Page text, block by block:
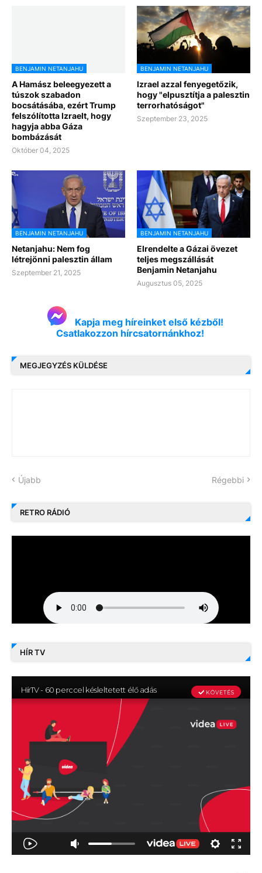
BENJAMIN NETANJAHU
A Hamász beleegyezett a
túszok szabadon
bocsátásába, ezért Trump
felszólította Izraelt, hogy
hagyja abba Gáza
bombázását
Október 04, 2025
BENJAMIN NETANJAHU
Izrael azzal fenyegetőzik,
hogy "elpusztítja a palesztin
terrorhatóságot"
Szeptember 23, 2025
BENJAMIN NETANJAHU
Netanjahu: Nem fog
létrejönni palesztin állam
Szeptember 21, 2025
BENJAMIN NETANJAHU
Elrendelte a Gázai övezet
teljes megszállását
Benjamin Netanjahu
Augusztus 05, 2025
Kapja meg híreinket első kézből!
Csatlakozzon hírcsatornánkhoz!
MEGJEGYZÉS KÜLDÉSE
Újabb Régebbi
RETRO RÁDIÓ
HÍR TV